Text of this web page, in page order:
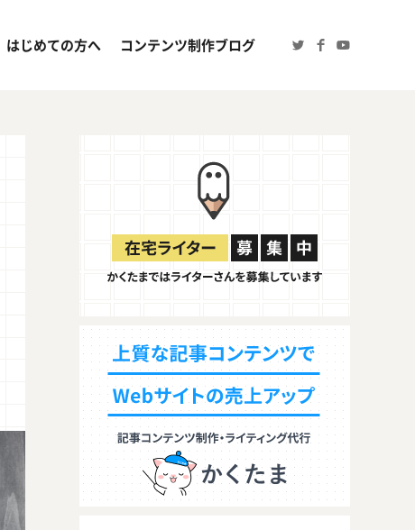
はじめての方へ コンテンツ制作ブログ